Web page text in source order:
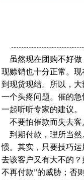
虽然现在团购不好做
现赊销也十分正常。
到现货现结。所以，
一个头疼问题。催的
一起听听专家的建议。
不要怕催款而失去客
到期付款，理所当然
惯。其实，只要技巧
去该客户又有大不的
不再付款”的威胁；否